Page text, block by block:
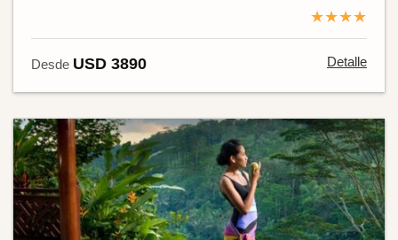
★★★★
Desde USD 3890 Detalle